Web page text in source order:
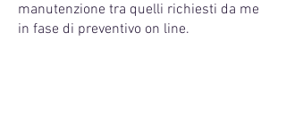
manutenzione tra quelli richiesti da me
in fase di preventivo on line.